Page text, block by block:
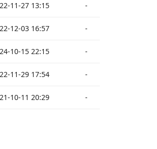
11-27 13:15 -
12-03 16:57 -
10-15 22:15 -
11-29 17:54 -
10-11 20:29 -